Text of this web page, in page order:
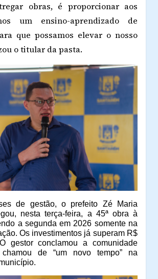
obras, é proporcionar aos
um ensino-aprendizado de
que possamos elevar o nosso
o titular da pasta.
de gestão, o prefeito Zé Maria
nesta terça-feira, a 45ª obra à
a segunda em 2026 somente na
Os investimentos já superam R$
gestor conclamou a comunidade
de “um novo tempo” na